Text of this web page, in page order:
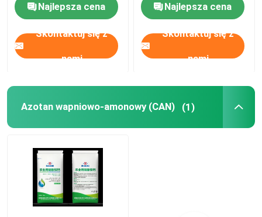
Najlepsza cena
Skontaktuj się z
nami
Najlepsza cena
Skontaktuj się z
nami
Azotan wapniowo-amonowy (CAN) (1)